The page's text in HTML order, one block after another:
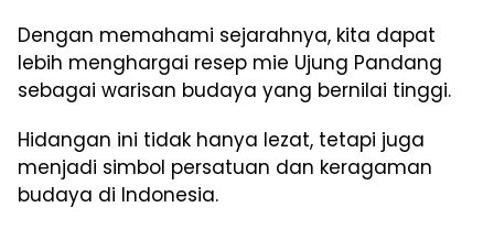
Dengan memahami sejarahnya, kita dapat
lebih menghargai resep mie Ujung Pandang
sebagai warisan budaya yang bernilai tinggi.
Hidangan ini tidak hanya lezat, tetapi juga
menjadi simbol persatuan dan keragaman
budaya di Indonesia.